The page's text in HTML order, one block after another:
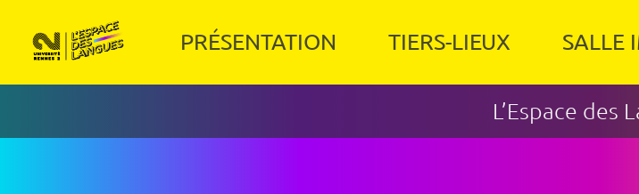
contenu
Navigation
PRÉSENTATION TIERS-LIEUX SALLE
L’Espace des